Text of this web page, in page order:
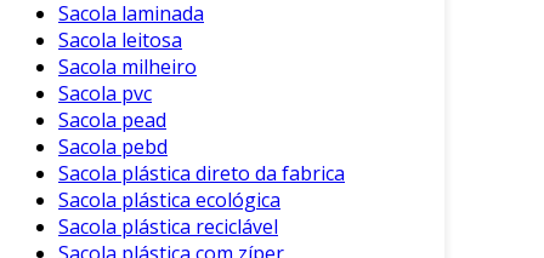
Sacola laminada
Sacola leitosa
Sacola milheiro
Sacola pvc
Sacola pead
Sacola pebd
Sacola plástica direto da fabrica
Sacola plástica ecológica
Sacola plástica reciclável